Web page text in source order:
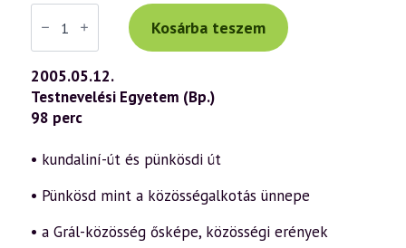
Váradi
Tibor
előadás
(383)
—
Pünkösd
misztériuma
(2005.05.12.)
mennyiség
Kosárba teszem
2005.05.12.
Testnevelési Egyetem (Bp.)
98 perc
• kundaliní-út és pünkösdi út
• Pünkösd mint a közösségalkotás ünnepe
• a Grál-közösség ősképe, közösségi erények